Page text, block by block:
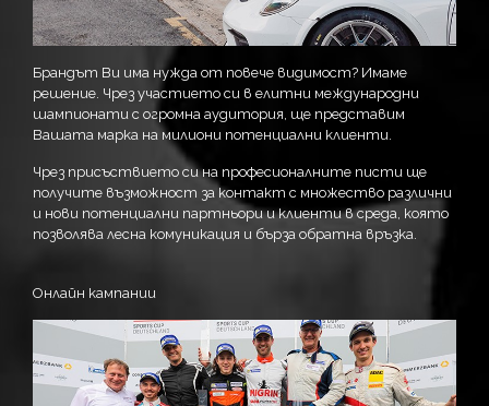
Брандът Ви има нужда от повече видимост? Имаме
решение. Чрез участието си в елитни международни
шампионати с огромна аудитория, ще представим
Вашата марка на милиони потенциални клиенти.
Чрез присъствието си на професионалните писти ще
получите възможност за контакт с множество различни
и нови потенциални партньори и клиенти в среда, която
позволява лесна комуникация и бърза обратна връзка.
Онлайн кампании